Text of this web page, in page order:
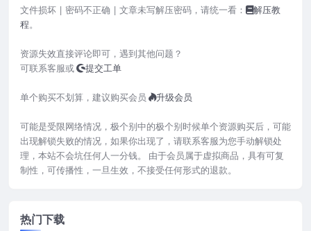
文件损坏 | 密码不正确 | 文章未写解压密码，请统一看：
解压教
程。
资源失效直接评论即可，遇到其他问题？
可联系客服或
提交工单
单个购买不划算，建议购买会员 升级会员
可能是受限网络情况，极个别中的极个别时候单个资源购买后，可能
出现解锁失败的情况，如果你出现了，请联系客服为您手动解锁处
理，本站不会坑任何人一分钱。 由于会员属于虚拟商品，具有可复
制性，可传播性，一旦生效，不接受任何形式的退款。
热门下载